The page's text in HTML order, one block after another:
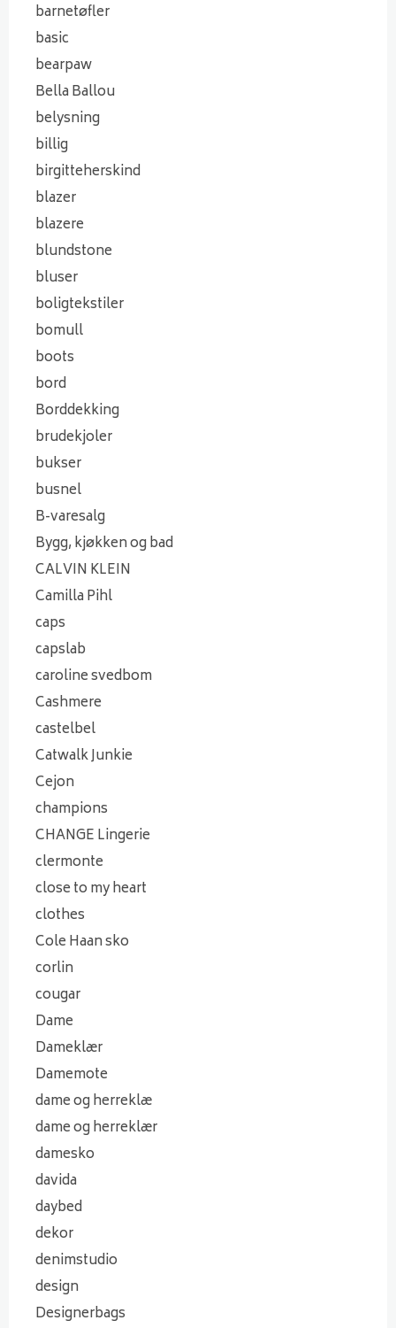
barnetøfler
basic
bearpaw
Bella Ballou
belysning
billig
birgitteherskind
blazer
blazere
blundstone
bluser
boligtekstiler
bomull
boots
bord
Borddekking
brudekjoler
bukser
busnel
B-varesalg
Bygg, kjøkken og bad
CALVIN KLEIN
Camilla Pihl
caps
capslab
caroline svedbom
Cashmere
castelbel
Catwalk Junkie
Cejon
champions
CHANGE Lingerie
clermonte
close to my heart
clothes
Cole Haan sko
corlin
cougar
Dame
Dameklær
Damemote
dame og herreklæ
dame og herreklær
damesko
davida
daybed
dekor
denimstudio
design
Designerbags